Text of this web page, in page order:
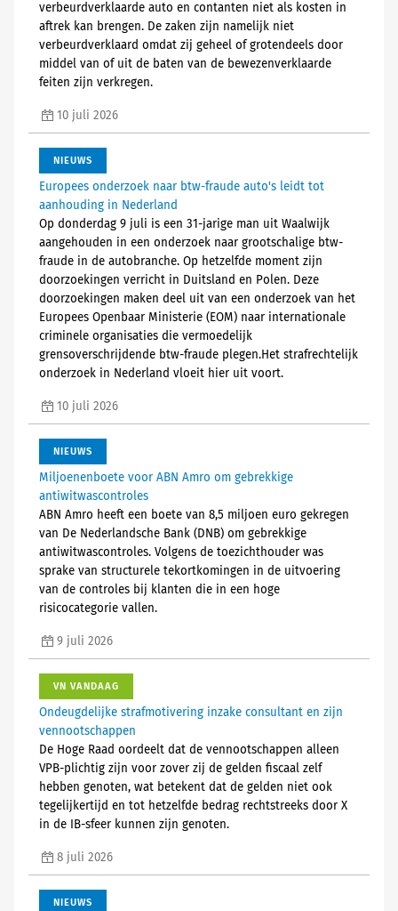
verbeurdverklaarde auto en contanten niet als kosten in
aftrek kan brengen. De zaken zijn namelijk niet
verbeurdverklaard omdat zij geheel of grotendeels door
middel van of uit de baten van de bewezenverklaarde
feiten zijn verkregen.
10 juli 2026
NIEUWS
Europees onderzoek naar btw-fraude auto's leidt tot
aanhouding in Nederland
Op donderdag 9 juli is een 31-jarige man uit Waalwijk
aangehouden in een onderzoek naar grootschalige btw-
fraude in de autobranche. Op hetzelfde moment zijn
doorzoekingen verricht in Duitsland en Polen. Deze
doorzoekingen maken deel uit van een onderzoek van het
Europees Openbaar Ministerie (EOM) naar internationale
criminele organisaties die vermoedelijk
grensoverschrijdende btw-fraude plegen.Het strafrechtelijk
onderzoek in Nederland vloeit hier uit voort.
10 juli 2026
NIEUWS
Miljoenenboete voor ABN Amro om gebrekkige
antiwitwascontroles
ABN Amro heeft een boete van 8,5 miljoen euro gekregen
van De Nederlandsche Bank (DNB) om gebrekkige
antiwitwascontroles. Volgens de toezichthouder was
sprake van structurele tekortkomingen in de uitvoering
van de controles bij klanten die in een hoge
risicocategorie vallen.
9 juli 2026
VN VANDAAG
Ondeugdelijke strafmotivering inzake consultant en zijn
vennootschappen
De Hoge Raad oordeelt dat de vennootschappen alleen
VPB-plichtig zijn voor zover zij de gelden fiscaal zelf
hebben genoten, wat betekent dat de gelden niet ook
tegelijkertijd en tot hetzelfde bedrag rechtstreeks door X
in de IB-sfeer kunnen zijn genoten.
8 juli 2026
NIEUWS